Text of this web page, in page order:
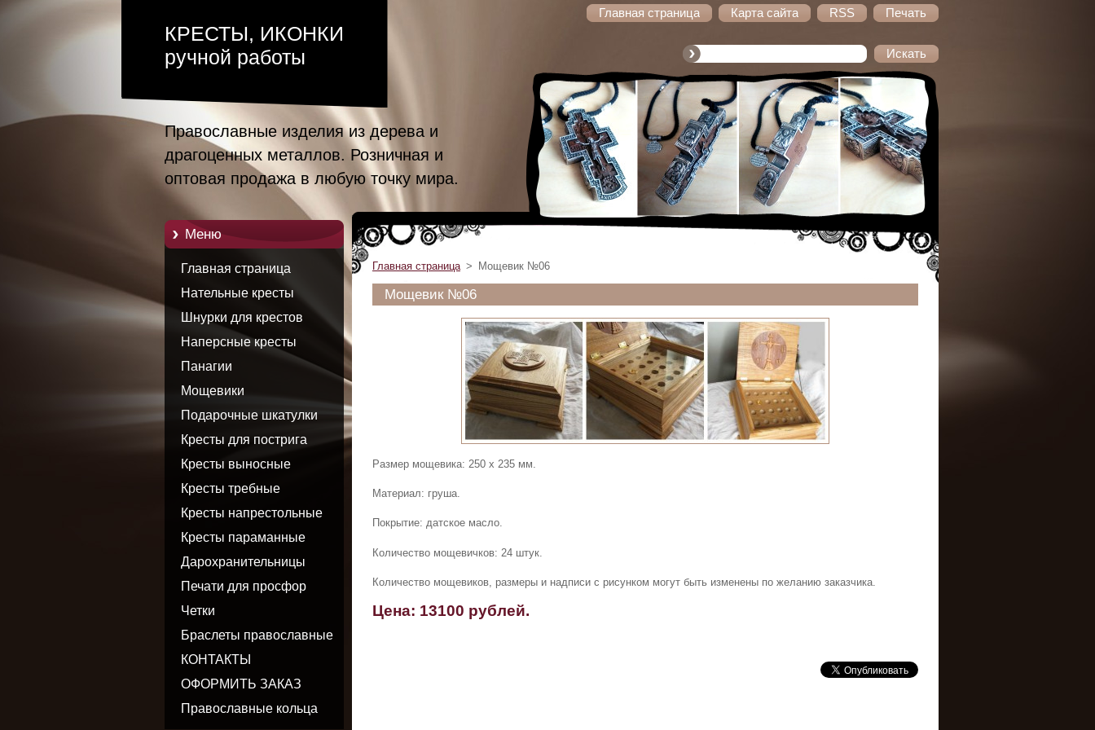
Главная страница Карта сайта RSS Печать
КРЕСТЫ, ИКОНКИ
ручной работы
Православные изделия из дерева и
драгоценных металлов. Розничная и
оптовая продажа в любую точку мира.
Mеню
Главная страница
Нательные кресты
Шнурки для крестов
Наперсные кресты
Панагии
Мощевики
Подарочные шкатулки
Кресты для пострига
Кресты выносные
Кресты требные
Кресты напрестольные
Кресты параманные
Дарохранительницы
Печати для просфор
Четки
Браслеты православные
КОНТАКТЫ
ОФОРМИТЬ ЗАКАЗ
Православные кольца
Главная страница > Мощевик №06
Мощевик №06
Размер мощевика: 250 х 235 мм.
Материал: груша.
Покрытие: датское масло.
Количество мощевичков: 24 штук.
Количество мощевиков, размеры и надписи с рисунком могут быть изменены по желанию заказчика.
Цена: 13100 рублей.